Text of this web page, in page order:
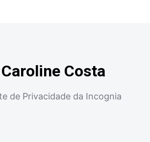
Costa
de Privacidade da Incognia